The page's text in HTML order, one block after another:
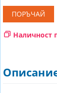
ПОРЪЧАЙ
Наличност